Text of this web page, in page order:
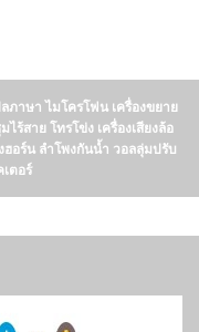
ภาษา ไมโครโฟน เครื่องขยาย
ร้สาย โทรโข่ง เครื่องเสียงล้อ
ฮอร์น ลำโพงกันน้ำ วอลลุ่มปรับ
ตอร์